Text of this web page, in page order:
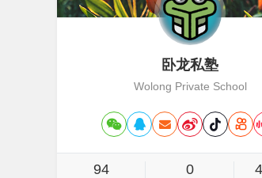
卧龙私塾
Wolong Private School
94 0